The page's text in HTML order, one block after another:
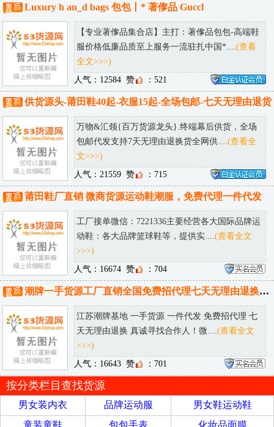
Luxury h an_d bags 包包丨* 著偧品 Guccl
【专业著偧品集合店】主打：著偧品包包-高端鞋
服价格低廉品质至上服务一流驻扎中国*....(查看
全文>>>)
人气：12584 赞 ：521
供货源头-莆田鞋40起-衣服15起-全场包邮-七天无理由退货
万物&汇领{百万货源龙头}.终端幕后供货，全场
包邮代发支持7天无理由退换货全网供....(查看全
文>>>)
人气：21559 赞 ：715
莆田鞋厂直销 微商货源运动鞋潮服，免费代理一件代发
工厂接单微信：7221336主要经营各大国际品牌运
动鞋：各大品牌篮球鞋等，提供实....(查看全文
>>>)
人气：16674 赞 ：704
潮牌一手货源工厂直销全国免费招代理七天无理由退换诚接批发淘宝供货
江苏潮牌基地 一手货源 一件代发 免费招代理 七
天无理由退换 真诚寻找合作人！微....(查看全文
>>>)
人气：16643 赞 ：701
按分类栏目查找货源
男女装内衣 品牌运动服
男女鞋运动鞋